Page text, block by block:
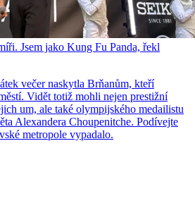
Jsem jako Kung Fu Panda, řekl
večer naskytla Brňanům, kteří
Vidět totiž mohli nejen prestižní
um, ale také olympijského medailistu
Alexandera Choupenitche. Podívejte
metropole vypadalo.